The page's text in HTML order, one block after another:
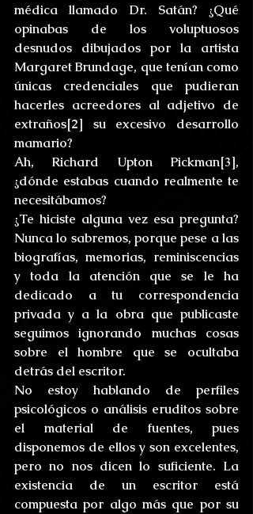
médica llamado Dr. Satán? ¿Qué
opinabas de los voluptuosos
desnudos dibujados por la artista
Margaret Brundage, que tenían como
únicas credenciales que pudieran
hacerles acreedores al adjetivo de
extraños[2] su excesivo desarrollo
mamario?
Ah, Richard Upton Pickman[3],
¿dónde estabas cuando realmente te
necesitábamos?
¿Te hiciste alguna vez esa pregunta?
Nunca lo sabremos, porque pese a las
biografías, memorias, reminiscencias
y toda la atención que se le ha
dedicado a tu correspondencia
privada y a la obra que publicaste
seguimos ignorando muchas cosas
sobre el hombre que se ocultaba
detrás del escritor.
No estoy hablando de perfiles
psicológicos o análisis eruditos sobre
el material de fuentes, pues
disponemos de ellos y son excelentes,
pero no nos dicen lo suficiente. La
existencia de un escritor está
compuesta por algo más que por su